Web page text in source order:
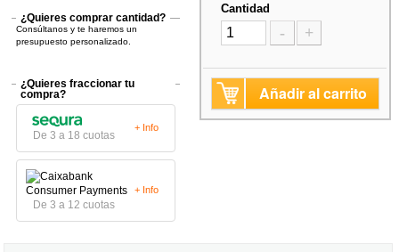
¿Quieres comprar cantidad?
Consúltanos y te haremos un
presupuesto personalizado.
¿Quieres fraccionar tu
compra?
De 3 a 18 cuotas
+ Info
De 3 a 12 cuotas
+ Info
Cantidad
- +
Añadir al carrito